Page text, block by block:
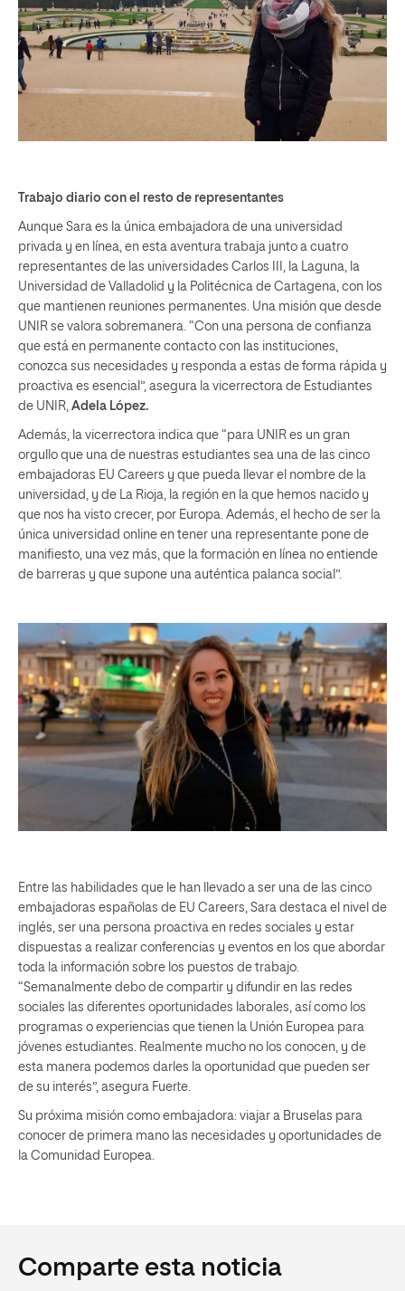
Trabajo diario con el resto de representantes
Aunque Sara es la única embajadora de una universidad
privada y en línea, en esta aventura trabaja junto a cuatro
representantes de las universidades Carlos III, la Laguna, la
Universidad de Valladolid y la Politécnica de Cartagena, con los
que mantienen reuniones permanentes. Una misión que desde
UNIR se valora sobremanera. “Con una persona de confianza
que está en permanente contacto con las instituciones,
conozca sus necesidades y responda a estas de forma rápida y
proactiva es esencial”, asegura la vicerrectora de Estudiantes
de UNIR, Adela López.
Además, la vicerrectora indica que “para UNIR es un gran
orgullo que una de nuestras estudiantes sea una de las cinco
embajadoras EU Careers y que pueda llevar el nombre de la
universidad, y de La Rioja, la región en la que hemos nacido y
que nos ha visto crecer, por Europa. Además, el hecho de ser la
única universidad online en tener una representante pone de
manifiesto, una vez más, que la formación en línea no entiende
de barreras y que supone una auténtica palanca social”.
Entre las habilidades que le han llevado a ser una de las cinco
embajadoras españolas de EU Careers, Sara destaca el nivel de
inglés, ser una persona proactiva en redes sociales y estar
dispuestas a realizar conferencias y eventos en los que abordar
toda la información sobre los puestos de trabajo.
“Semanalmente debo de compartir y difundir en las redes
sociales las diferentes oportunidades laborales, así como los
programas o experiencias que tienen la Unión Europea para
jóvenes estudiantes. Realmente mucho no los conocen, y de
esta manera podemos darles la oportunidad que pueden ser
de su interés”, asegura Fuerte.
Su próxima misión como embajadora: viajar a Bruselas para
conocer de primera mano las necesidades y oportunidades de
la Comunidad Europea.
Comparte esta noticia